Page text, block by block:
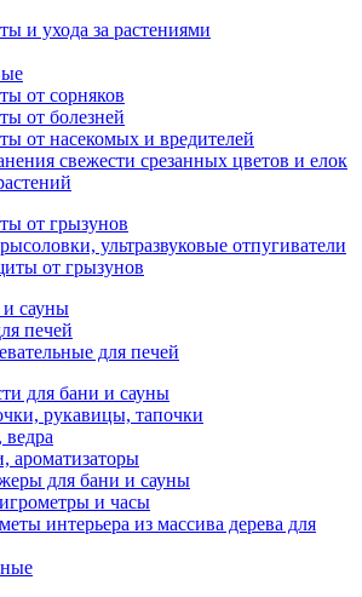
и ухода за растениями
от сорняков
от болезней
от насекомых и вредителей
свежести срезанных цветов и елок
от грызунов
ультразвуковые отпугиватели
от грызунов
сауны
печей
для печей
для бани и сауны
рукавицы, тапочки
ароматизаторы
для бани и сауны
и часы
интерьера из массива дерева для